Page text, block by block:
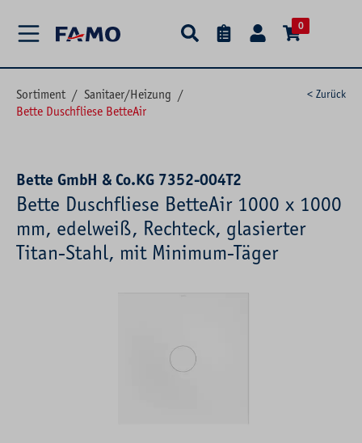
0
Sortiment / Sanitaer/Heizung /
Bette Duschfliese BetteAir
< Zurück
Bette GmbH & Co.KG 7352-004T2
Bette Duschfliese BetteAir 1000 x 1000
mm, edelweiß, Rechteck, glasierter
Titan-Stahl, mit Minimum-Täger